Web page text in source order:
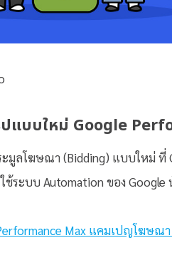
แบบใหม่ Google
มูลโฆษณา (Bidding) แบบใหม่ ที่
ช้ระบบ Automation ของ
Max แคมเปญโฆษณ